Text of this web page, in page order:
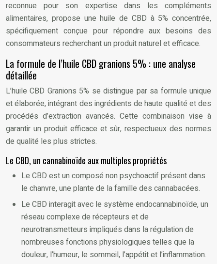
reconnue pour son expertise dans les compléments
alimentaires, propose une huile de CBD à 5% concentrée,
spécifiquement conçue pour répondre aux besoins des
consommateurs recherchant un produit naturel et efficace.
La formule de l’huile CBD granions 5% : une analyse
détaillée
L’huile CBD Granions 5% se distingue par sa formule unique
et élaborée, intégrant des ingrédients de haute qualité et des
procédés d’extraction avancés. Cette combinaison vise à
garantir un produit efficace et sûr, respectueux des normes
de qualité les plus strictes.
Le CBD, un cannabinoïde aux multiples propriétés
Le CBD est un composé non psychoactif présent dans
le chanvre, une plante de la famille des cannabacées.
Le CBD interagit avec le système endocannabinoïde, un
réseau complexe de récepteurs et de
neurotransmetteurs impliqués dans la régulation de
nombreuses fonctions physiologiques telles que la
douleur, l’humeur, le sommeil, l’appétit et l’inflammation.